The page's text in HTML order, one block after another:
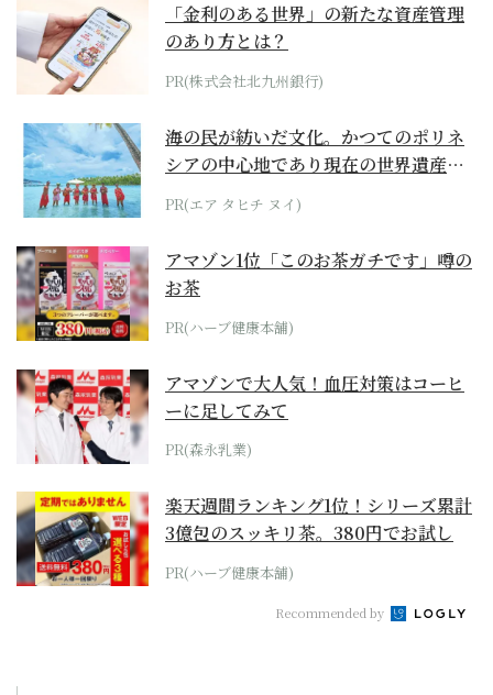
「金利のある世界」の新たな資産管理
のあり方とは？
PR(株式会社北九州銀行)
海の民が紡いだ文化。かつてのポリネ
シアの中心地であり現在の世界遺産か
らみえてくる...
PR(エア タヒチ ヌイ)
アマゾン1位「このお茶ガチです」噂の
お茶
PR(ハーブ健康本舗)
アマゾンで大人気！血圧対策はコーヒ
ーに足してみて
PR(森永乳業)
楽天週間ランキング1位！シリーズ累計
3億包のスッキリ茶。380円でお試し
PR(ハーブ健康本舗)
Recommended by